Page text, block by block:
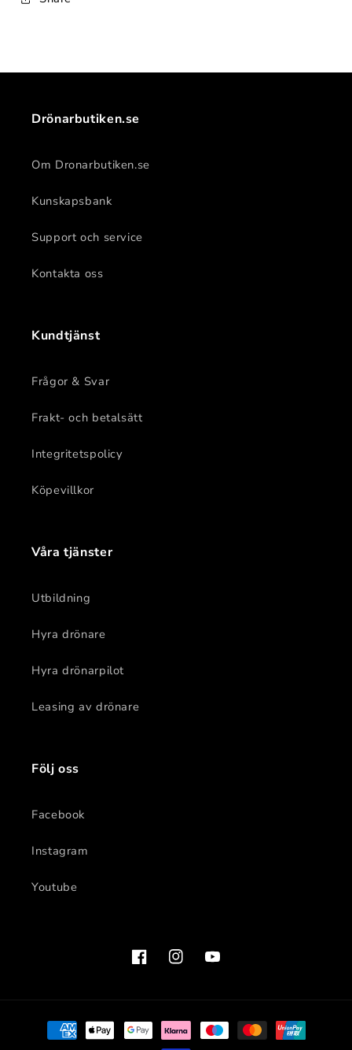
Drönarbutiken.se
Om Dronarbutiken.se
Kunskapsbank
Support och service
Kontakta oss
Kundtjänst
Frågor & Svar
Frakt- och betalsätt
Integritetspolicy
Köpevillkor
Våra tjänster
Utbildning
Hyra drönare
Hyra drönarpilot
Leasing av drönare
Följ oss
Facebook
Instagram
Youtube
FacebookInstagramYouTube
Betalningsmetoder